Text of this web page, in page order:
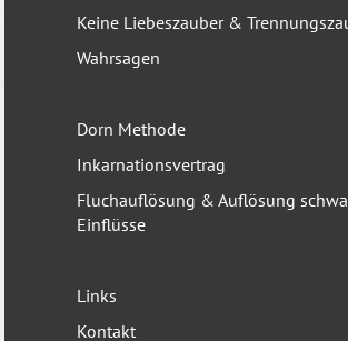
Keine Liebeszauber &
Wahrsagen
Dorn Methode
Inkarnationsvertrag
Fluchauflösung & Auflösung
Einflüsse
Links
Kontakt